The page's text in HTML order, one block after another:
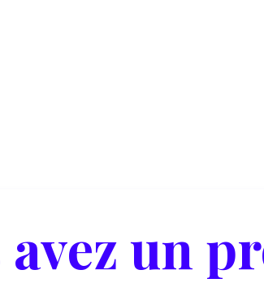
avez un